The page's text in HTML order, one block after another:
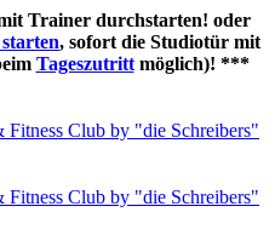
Trainer durchstarten! oder
, sofort die Studiotür mit
Tageszutrittmöglich)! ***